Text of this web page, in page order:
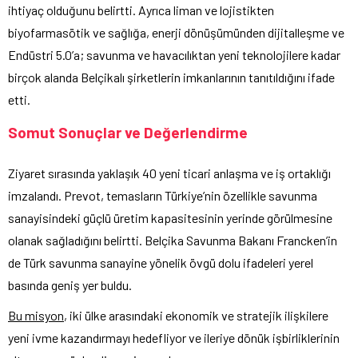
ihtiyaç olduğunu belirtti. Ayrıca liman ve lojistikten
biyofarmasötik ve sağlığa, enerji dönüşümünden dijitalleşme ve
Endüstri 5.0’a; savunma ve havacılıktan yeni teknolojilere kadar
birçok alanda Belçikalı şirketlerin imkanlarının tanıtıldığını ifade
etti.
Somut Sonuçlar ve Değerlendirme
Ziyaret sırasında yaklaşık 40 yeni ticari anlaşma ve iş ortaklığı
imzalandı. Prevot, temasların Türkiye’nin özellikle savunma
sanayisindeki güçlü üretim kapasitesinin yerinde görülmesine
olanak sağladığını belirtti. Belçika Savunma Bakanı Francken’in
de Türk savunma sanayine yönelik övgü dolu ifadeleri yerel
basında geniş yer buldu.
Bu misyon, iki ülke arasındaki ekonomik ve stratejik ilişkilere
yeni ivme kazandırmayı hedefliyor ve ileriye dönük işbirliklerinin